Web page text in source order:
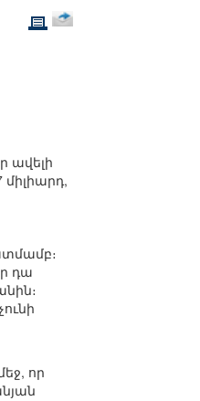
ավելի
դա
որ